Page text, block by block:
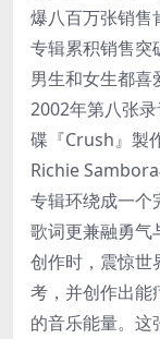
爆八百万张销售
专辑累积销售突
男生和女生都
2002年第八张
碟『Crush』製
Richie
专辑环绕成一个
歌词更兼融勇气
创作时，震惊世
考，并创作出能
的音乐能量。这